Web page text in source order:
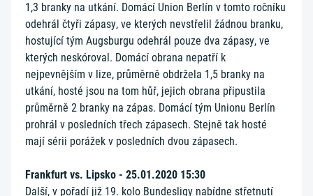
1,3 branky na utkání. Domácí Union Berlín v tomto ročníku
odehrál čtyři zápasy, ve kterých nevstřelil žádnou branku,
hostující tým Augsburgu odehrál pouze dva zápasy, ve
kterých neskóroval. Domácí obrana nepatří k
nejpevnějším v lize, průměrně obdržela 1,5 branky na
utkání, hosté jsou na tom hůř, jejich obrana připustila
průměrně 2 branky na zápas. Domácí tým Unionu Berlín
prohrál v posledních třech zápasech. Stejně tak hosté
mají sérii porážek v posledních dvou zápasech.
Frankfurt vs. Lipsko - 25.01.2020 15:30
Další, v pořadí již 19. kolo Bundesligy nabídne střetnutí